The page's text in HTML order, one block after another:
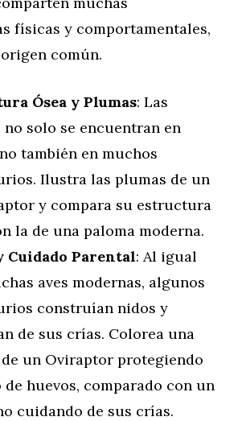
físicas y comportamentales,
común.
Ósea y Plumas: Las
no solo se encuentran en
también en muchos
Ilustra las plumas de un
y compara su estructura
la de una paloma moderna.
Cuidado Parental: Al igual
aves modernas, algunos
construían nidos y
de sus crías. Colorea una
de un Oviraptor protegiendo
de huevos, comparado con un
cuidando de sus crías.